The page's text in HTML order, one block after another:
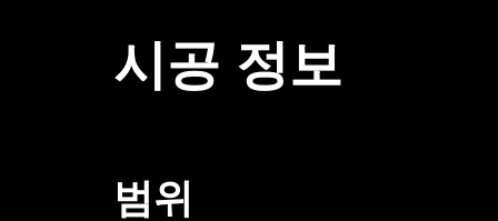
시공 정보
범위